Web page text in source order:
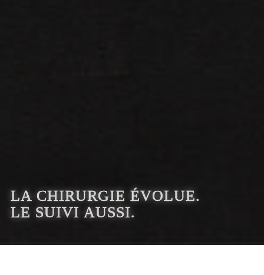
LA CHIRURGIE ÉVOLUE.
LE SUIVI AUSSI.